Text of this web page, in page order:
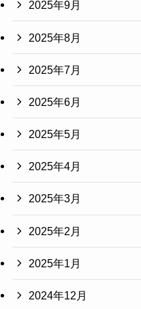
2025年9月
2025年8月
2025年7月
2025年6月
2025年5月
2025年4月
2025年3月
2025年2月
2025年1月
2024年12月